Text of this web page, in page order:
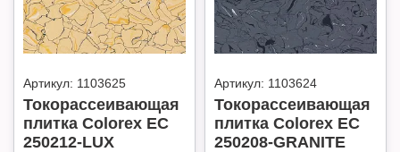
Артикул: 1103625
Токорассеивающая
плитка Colorex EC
250212-LUX
Артикул: 1103624
Токорассеивающая
плитка Colorex EC
250208-GRANITE